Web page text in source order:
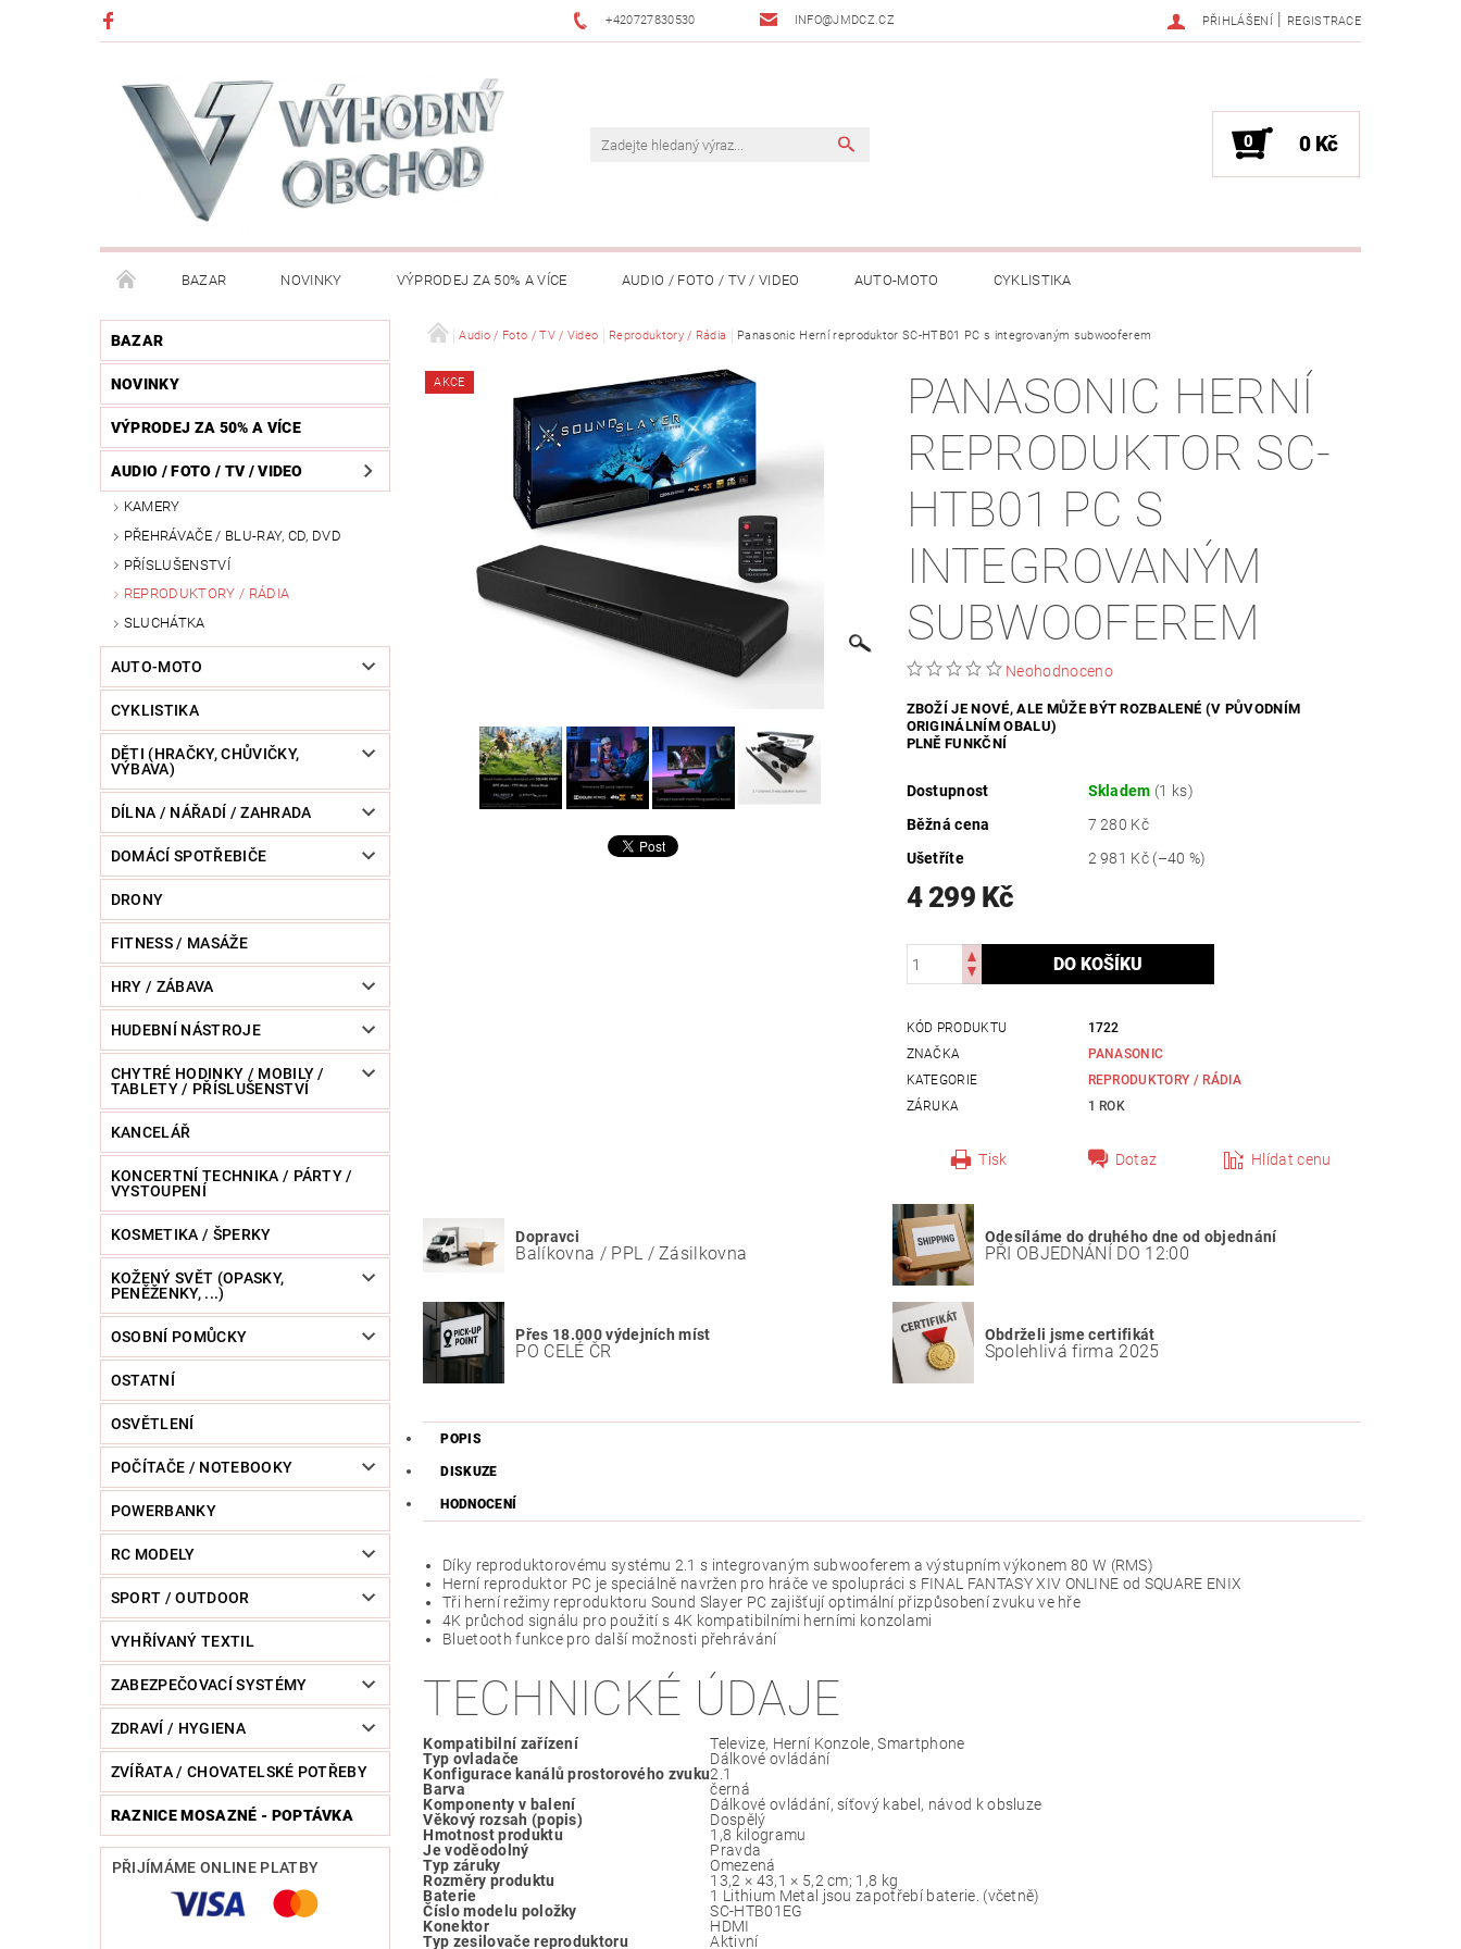
+420727830530 INFO@JMDCZ.CZ PŘIHLÁŠENÍ | REGISTRACE
0 0 Kč
BAZAR NOVINKY VÝPRODEJ ZA 50% A VÍCE AUDIO / FOTO / TV / VIDEO AUTO-MOTO CYKLISTIKA
DĚTI (HRAČKY, CHŮVIČKY, VÝBAVA) DÍLNA / NÁŘADÍ / ZAHRADA DOMÁCÍ SPOTŘEBIČE DRONY FITNESS / MASÁŽE HRY / ZÁBAVA
HUDEBNÍ NÁSTROJE CHYTRÉ HODINKY / MOBILY / TABLETY / PŘÍSLUŠENSTVÍ KONCERTNÍ TECHNIKA / PÁRTY / VYSTOUPENÍ
KOSMETIKA / ŠPERKY KOŽENÝ SVĚT (OPASKY, PENĚŽENKY, ...) OSOBNÍ POMŮCKY OSVĚTLENÍ POČÍTAČE / NOTEBOOKY
POWERBANKY SPORT / OUTDOOR VYHŘÍVANÝ TEXTIL ZABEZPEČOVACÍ SYSTÉMY ZDRAVÍ / HYGIENA
ZVÍŘATA / CHOVATELSKÉ POTŘEBY RAZNICE MOSAZNÉ - POPTÁVKA OBCHODNÍ PODMÍNKY KONTAKTY
BAZAR
NOVINKY
VÝPRODEJ ZA 50% A VÍCE
AUDIO / FOTO / TV / VIDEO
KAMERY
PŘEHRÁVAČE / BLU-RAY, CD, DVD
PŘÍSLUŠENSTVÍ
REPRODUKTORY / RÁDIA
SLUCHÁTKA
AUTO-MOTO
CYKLISTIKA
DĚTI (HRAČKY, CHŮVIČKY,
VÝBAVA)
DÍLNA / NÁŘADÍ / ZAHRADA
DOMÁCÍ SPOTŘEBIČE
DRONY
FITNESS / MASÁŽE
HRY / ZÁBAVA
HUDEBNÍ NÁSTROJE
CHYTRÉ HODINKY / MOBILY /
TABLETY / PŘÍSLUŠENSTVÍ
KANCELÁŘ
KONCERTNÍ TECHNIKA / PÁRTY /
VYSTOUPENÍ
KOSMETIKA / ŠPERKY
KOŽENÝ SVĚT (OPASKY,
PENĚŽENKY, ...)
OSOBNÍ POMŮCKY
OSTATNÍ
OSVĚTLENÍ
POČÍTAČE / NOTEBOOKY
POWERBANKY
RC MODELY
SPORT / OUTDOOR
VYHŘÍVANÝ TEXTIL
ZABEZPEČOVACÍ SYSTÉMY
ZDRAVÍ / HYGIENA
ZVÍŘATA / CHOVATELSKÉ POTŘEBY
RAZNICE MOSAZNÉ - POPTÁVKA
PŘIJÍMÁME ONLINE PLATBY
Audio / Foto / TV / Video Reproduktory / Rádia Panasonic Herní reproduktor SC-HTB01 PC s integrovaným subwooferem
AKCE
PANASONIC HERNÍ
REPRODUKTOR SC-
HTB01 PC S
INTEGROVANÝM
SUBWOOFEREM
Neohodnoceno
ZBOŽÍ JE NOVÉ, ALE MŮŽE BÝT ROZBALENÉ (V PŮVODNÍM
ORIGINÁLNÍM OBALU)
PLNĚ FUNKČNÍ
Dostupnost Skladem (1 ks)
Běžná cena
7 280 Kč
Ušetříte
2 981 Kč (–40 %)
4 299 Kč
KÓD PRODUKTU
1722
ZNAČKA
PANASONIC
KATEGORIE
REPRODUKTORY / RÁDIA
ZÁRUKA
1 ROK
Tisk Dotaz Hlídat cenu
Dopravci
Balíkovna / PPL / Zásilkovna
Odesíláme do druhého dne od objednání
PŘI OBJEDNÁNÍ DO 12:00
Přes 18.000 výdejních míst
PO CELÉ ČR
Obdrželi jsme certifikát
Spolehlivá firma 2025
POPIS
DISKUZE
HODNOCENÍ
Díky reproduktorovému systému 2.1 s integrovaným subwooferem a výstupním výkonem 80 W (RMS)
Herní reproduktor PC je speciálně navržen pro hráče ve spolupráci s FINAL FANTASY XIV ONLINE od SQUARE ENIX
Tři herní režimy reproduktoru Sound Slayer PC zajišťují optimální přizpůsobení zvuku ve hře
4K průchod signálu pro použití s 4K kompatibilními herními konzolami
Bluetooth funkce pro další možnosti přehrávání
TECHNICKÉ ÚDAJE
Kompatibilní zařízení
‎Televize, Herní Konzole, Smartphone
Typ ovladače
‎Dálkové ovládání
Konfigurace kanálů prostorového zvuku‎2.1
Barva
‎černá
Komponenty v balení
‎Dálkové ovládání, síťový kabel, návod k obsluze
Věkový rozsah (popis)
‎Dospělý
Hmotnost produktu
1,8 kilogramu
Je voděodolný
Pravda
Typ záruky
‎Omezená
Rozměry produktu
13,2 × 43,1 × 5,2 cm; 1,8 kg
Baterie
‎1 Lithium Metal jsou zapotřebí baterie. (včetně)
Číslo modelu položky
‎SC-HTB01EG
Konektor
HDMI
Typ zesilovače reproduktoru
‎Aktivní